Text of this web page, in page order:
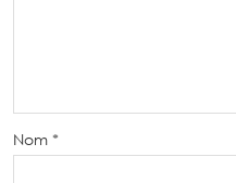
Nom *